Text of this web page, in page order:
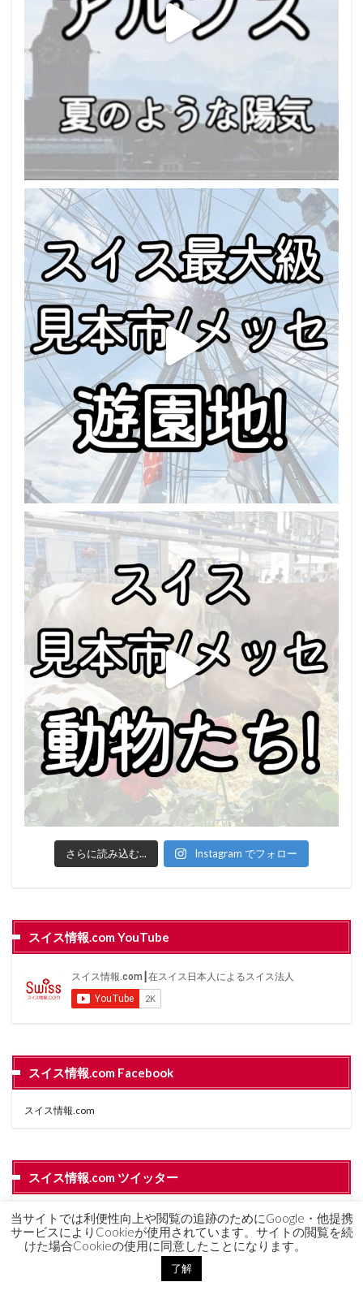
さらに読み込む... Instagram でフォロー
スイス情報.com YouTube
スイス情報.com Facebook
スイス情報.com
スイス情報.com ツイッター
Tweets by swissjoho
スイス留学.comLINE公式アカウント
当サイトでは利便性向上や閲覧の追跡のためにGoogle・他提携
サービスによりCookieが使用されています。サイトの閲覧を続
けた場合Cookieの使用に同意したことになります。
了解